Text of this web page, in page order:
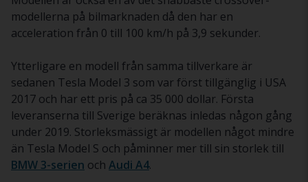
modellerna på bilmarknaden då den har en
acceleration från 0 till 100 km/h på 3,9 sekunder.
Ytterligare en modell från samma tillverkare är
sedanen Tesla Model 3 som var först tillgänglig i USA
2017 och har ett pris på ca 35 000 dollar. Första
leveranserna till Sverige beräknas inledas någon gång
under 2019. Storleksmässigt är modellen något mindre
än Tesla Model S och påminner mer till sin storlek till
BMW 3-serien och Audi A4.